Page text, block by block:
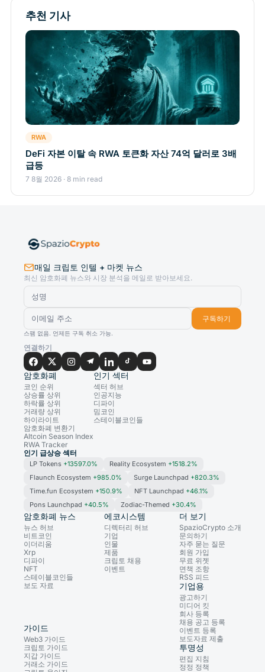
추천 기사
RWA
DeFi 자본 이탈 속 RWA 토큰화 자산 74억 달러로 3배
급등
7 8월 2026 · 8 min read
매일 크립토 인텔 + 마켓 뉴스
최신 암호화폐 뉴스와 시장 분석을 메일로 받아보세요.
구독하기
스팸 없음. 언제든 구독 취소 가능.
연결하기
암호화폐
코인 순위
상승률 상위
하락률 상위
거래량 상위
하이라이트
암호화폐 변환기
Altcoin Season Index
RWA Tracker
인기 섹터
섹터 허브
인공지능
디파이
밈코인
스테이블코인들
인기 급상승 섹터
LP Tokens +13597.0% Reality Ecosystem +1518.2%
Flaunch Ecosystem +985.0% Surge Launchpad +820.3%
Time.fun Ecosystem +150.9% NFT Launchpad +46.1%
Pons Launchpad +40.5% Zodiac-Themed +30.4%
암호화폐 뉴스
뉴스 허브
비트코인
이더리움
Xrp
디파이
NFT
스테이블코인들
보도 자료
에코시스템
디렉터리 허브
기업
인물
제품
크립토 채용
이벤트
가이드
Web3 가이드
크립토 가이드
지갑 가이드
거래소 가이드
더 보기
SpazioCrypto 소개
문의하기
자주 묻는 질문
회원 가입
무료 위젯
면책 조항
RSS 피드
기업용
광고하기
미디어 킷
회사 등록
채용 공고 등록
이벤트 등록
보도자료 제출
투명성
편집 지침
정정 정책